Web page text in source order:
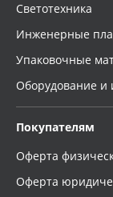
Светотехника
Инженерные
Упаковочные
Оборудование и
Покупателям
Оферта
Оферта